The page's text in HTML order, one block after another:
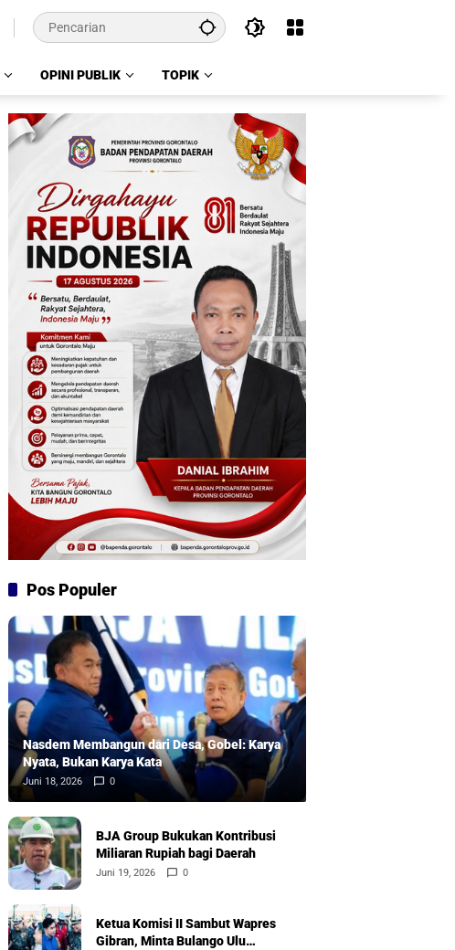
OPINI PUBLIK TOPIK
Pos Populer
Nasdem Membangun dari Desa, Gobel: Karya
Nyata, Bukan Karya Kata
Juni 18, 2026 0
BJA Group Bukukan Kontribusi
Miliaran Rupiah bagi Daerah
Juni 19, 2026 0
Ketua Komisi II Sambut Wapres
Gibran, Minta Bulango Ulu